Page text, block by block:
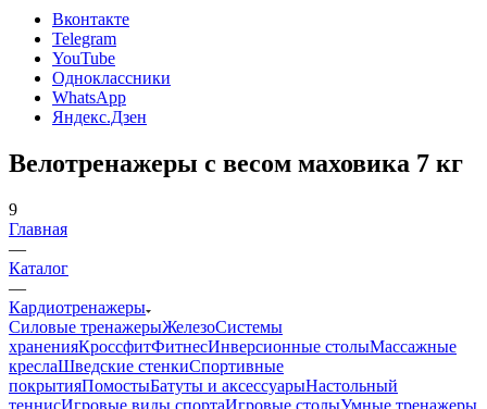
Вконтакте
Telegram
YouTube
Одноклассники
WhatsApp
Яндекс.Дзен
Велотренажеры с весом маховика 7 кг
9
Главная
—
Каталог
—
Кардиотренажеры
Силовые тренажерыЖелезоСистемы
храненияКроссфитФитнесИнверсионные столыМассажные
креслаШведские стенкиСпортивные
покрытияПомостыБатуты и аксессуарыНастольный
теннисИгровые виды спортаИгровые столыУмные тренажеры